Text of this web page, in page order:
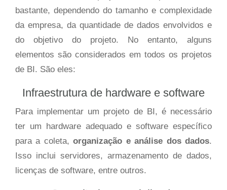
bastante, dependendo do tamanho e complexidade
da empresa, da quantidade de dados envolvidos e
do objetivo do projeto. No entanto, alguns
elementos são considerados em todos os projetos
de BI. São eles:
Infraestrutura de hardware e software
Para implementar um projeto de BI, é necessário
ter um hardware adequado e software específico
para a coleta,organização e análise dos dados.
Isso inclui servidores, armazenamento de dados,
licenças de software, entre outros.